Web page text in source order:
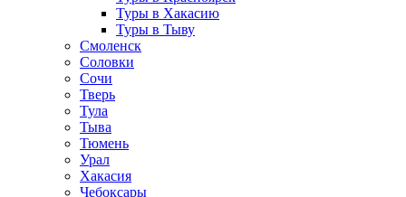
Туры в Хакасию
Туры в Тыву
Смоленск
Соловки
Сочи
Тверь
Тула
Тыва
Тюмень
Урал
Хакасия
Чебоксары